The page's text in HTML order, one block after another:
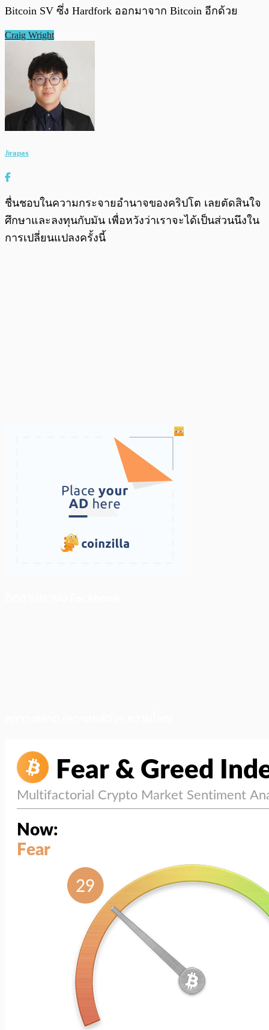
Bitcoin SV ซึ่ง Hardfork ออกมาจาก Bitcoin อีกด้วย
Craig Wright
Jirapas
ชื่นชอบในความกระจายอำนาจของคริปโต เลยตัดสินใจ
ศึกษาและลงทุนกับมัน เพื่อหวังว่าเราจะได้เป็นส่วนนึงใน
การเปลี่ยนแปลงครั้งนี้